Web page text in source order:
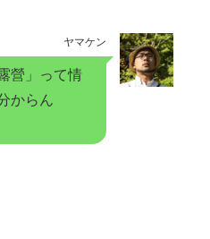
ヤマケン
營」って情
からん